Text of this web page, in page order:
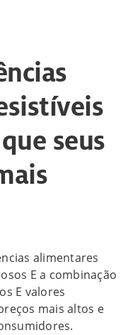
seus
alimentares
E a combinação
E valores
mais altos e